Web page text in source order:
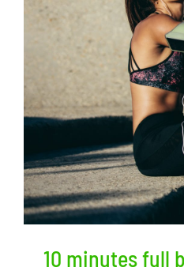
10 minutes full